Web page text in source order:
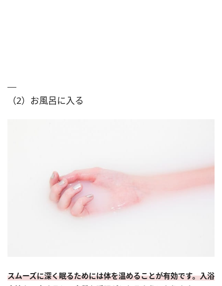
（2）お風呂に入る
スムーズに深く眠るためには体を温めることが有効です。入浴